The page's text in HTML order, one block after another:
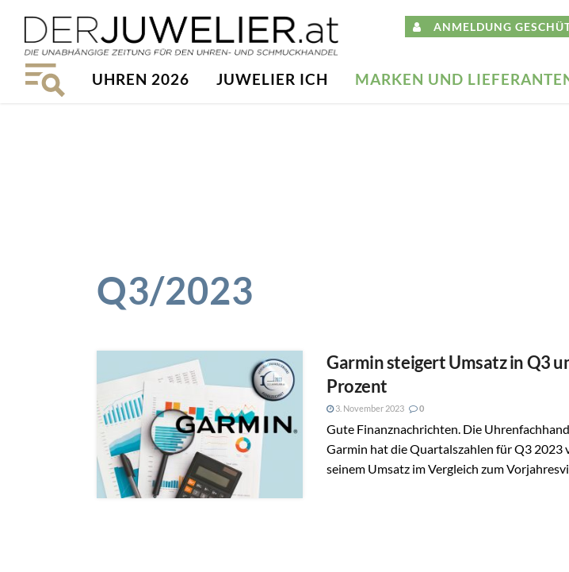
ANMELDUNG
UHREN 2026 JUWELIER ICH MARKEN UND
Q3/2023
Garmin steigert Umsatz in Q3
Prozent
3. November 2023 0
Gute Finanznachrichten. Die
Garmin hat die Quartalszahlen für Q3 2023
seinem Umsatz im Vergleich zum